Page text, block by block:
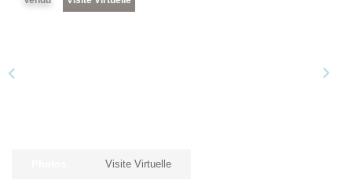
Visite Virtuelle